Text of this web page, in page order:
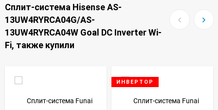
Сплит-система Hisense AS-
13UW4RYRCA04G/AS-
13UW4RYRCA04W Goal DC Inverter Wi-
Fi, также купили
ИНВЕРТОР